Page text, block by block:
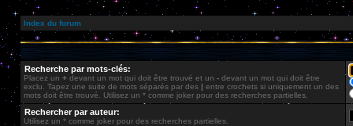
Index du forum
Recherche par mots-clés:
Placez un + devant un mot qui doit être trouvé et un - devant un mot qui doit être
exclu. Tapez une suite de mots séparés par des | entre crochets si uniquement un des
mots doit être trouvé. Utilisez un * comme joker pour des recherches partielles.
Rechercher par auteur:
Utilisez un * comme joker pour des recherches partielles.